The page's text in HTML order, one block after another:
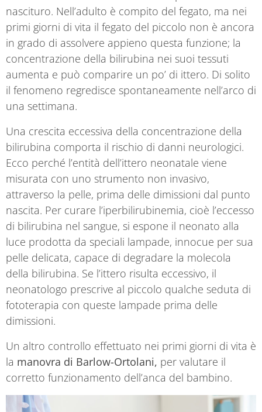
nascituro. Nell’adulto è compito del fegato, ma nei
primi giorni di vita il fegato del piccolo non è ancora
in grado di assolvere appieno questa funzione; la
concentrazione della bilirubina nei suoi tessuti
aumenta e può comparire un po’ di ittero. Di solito
il fenomeno regredisce spontaneamente nell’arco di
una settimana.
Una crescita eccessiva della concentrazione della
bilirubina comporta il rischio di danni neurologici.
Ecco perché l’entità dell’ittero neonatale viene
misurata con uno strumento non invasivo,
attraverso la pelle, prima delle dimissioni dal punto
nascita. Per curare l’iperbilirubinemia, cioè l’eccesso
di bilirubina nel sangue, si espone il neonato alla
luce prodotta da speciali lampade, innocue per sua
pelle delicata, capace di degradare la molecola
della bilirubina. Se l’ittero risulta eccessivo, il
neonatologo prescrive al piccolo qualche seduta di
fototerapia con queste lampade prima delle
dimissioni.
Un altro controllo effettuato nei primi giorni di vita è
la manovra di Barlow-Ortolani, per valutare il
corretto funzionamento dell’anca del bambino.